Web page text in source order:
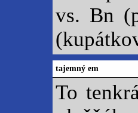
vs. Bn
tajemný em
To